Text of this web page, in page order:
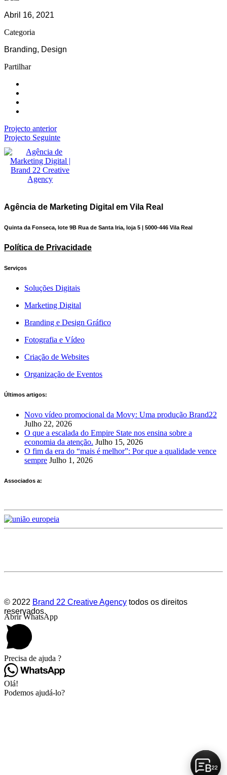
Abril 16, 2021
Categoria
Branding, Design
Partilhar
Projecto anterior
Projecto Seguinte
Agência de Marketing Digital em Vila Real
Quinta da Fonseca, lote 9B Rua de Santa Iria, loja 5 | 5000-446 Vila Real
Política de Privacidade
Serviços
Soluções Digitais
Marketing Digital
Branding e Design Gráfico
Fotografia e Vídeo
Criação de Websites
Organização de Eventos
Últimos artigos:
Novo vídeo promocional da Movy: Uma produção Brand22
Julho 22, 2026
O que a escalada do Empire State nos ensina sobre a
economia da atenção. Julho 15, 2026
O fim da era do “mais é melhor”: Por que a qualidade vence
sempre Julho 1, 2026
Associados a:
© 2022 Brand 22 Creative Agency todos os direitos
reservados.
Abrir WhatsApp
Precisa de ajuda ?
Olá!
Podemos ajudá-lo?